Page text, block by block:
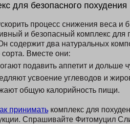
для безопасного похудения
процесс снижения веса
и безопасный комплекс
содержит два натуральных
сорта. Вместе они:
подавить аппетит и дольше
усвоение углеводов и
общую калорийность пищи.
приниматькомплекс для
Спрашивайте Фитомуцил